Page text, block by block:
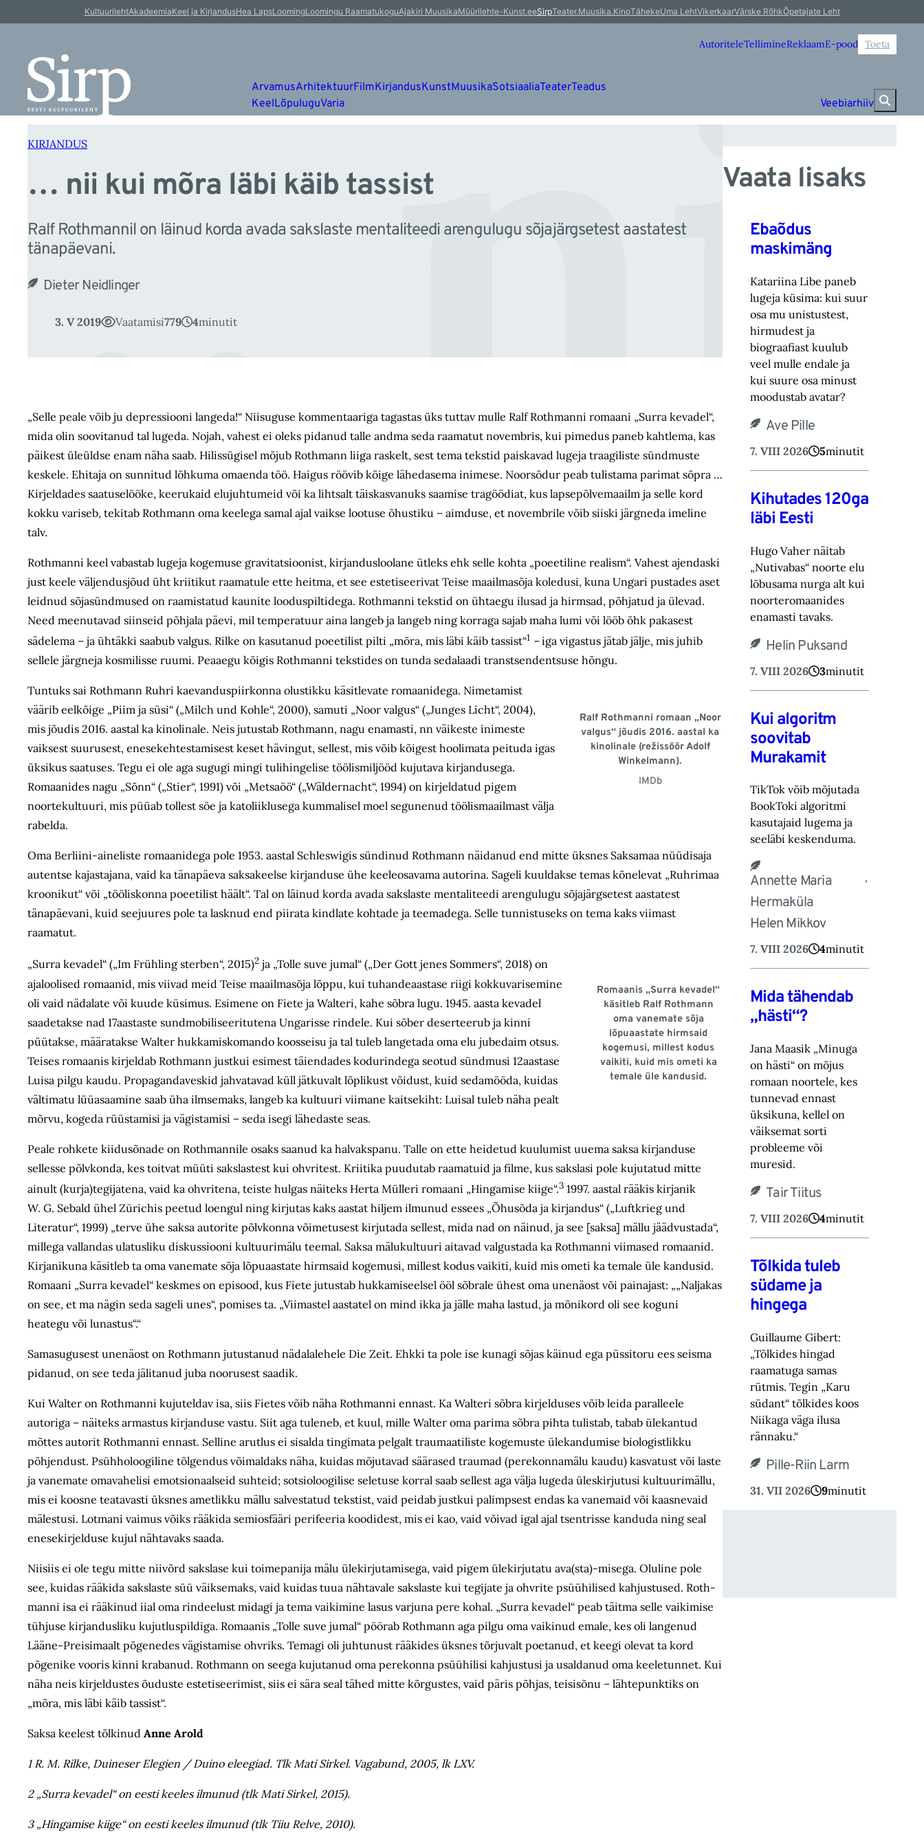
sisu
KultuurilehtAkadeemiaKeel ja KirjandusHea LapsLoomingLoomingu RaamatukoguAjakiri MuusikaMüürilehte-Kunst.eeSirpTeater.Muusika.KinoTähekeUma LehtVikerkaarVärske RõhkÕpetajate Leht
AutoriteleTellimineReklaamE-pood Toeta
ArvamusArhitektuurFilmKirjandusKunstMuusikaSotsiaaliaTeaterTeadus
KeelLõpuluguVaria Veebiarhiiv
KIRJANDUS
… nii kui mõra läbi käib tassist
Ralf Rothmannil on läinud korda avada sakslaste mentaliteedi arengulugu sõjajärgsetest aastatest
tänapäevani.
Dieter Neidlinger
3. V 2019 Vaatamisi779 4minutit
„Selle peale võib ju depressiooni langeda!“ Niisuguse kommentaariga tagastas üks tuttav mulle Ralf Rothmanni romaani „Surra kevadel“,
mida olin soovitanud tal lugeda. Nojah, vahest ei oleks pidanud talle andma seda raamatut novembris, kui pimedus paneb kahtlema, kas
päikest üleüldse enam näha saab. Hilissügisel mõjub Rothmann liiga raskelt, sest tema tekstid paiskavad lugeja traagiliste sündmuste
keskele. Ehitaja on sunnitud lõhkuma omaenda töö. Haigus röövib kõige lähedasema inimese. Noorsõdur peab tulistama parimat sõpra …
Kirjeldades saatuselööke, keerukaid elujuhtumeid või ka lihtsalt täiskasvanuks saamise tragöödiat, kus lapsepõlvemaailm ja selle kord
kokku variseb, tekitab Rothmann oma keelega samal ajal vaikse lootuse õhustiku – aimduse, et novembrile võib siiski järgneda imeline
talv.
Rothmanni keel vabastab lugeja kogemuse gravitatsioonist, kirjandusloolane ütleks ehk selle kohta „poeetiline realism“. Vahest ajendaski
just keele väljendusjõud üht kriitikut raamatule ette heitma, et see estetiseerivat Teise maailmasõja koledusi, kuna Ungari pustades aset
leidnud sõjasündmused on raamistatud kaunite looduspiltidega. Rothmanni tekstid on ühtaegu ilusad ja hirmsad, põhjatud ja ülevad.
Need meenutavad siinseid põhjala päevi, mil temperatuur aina langeb ja langeb ning korraga sajab maha lumi või lööb õhk pakasest
sädelema – ja ühtäkki saabub valgus. Rilke on kasutanud poeetilist pilti „mõra, mis läbi käib tassist“1 –iga vigastus jätab jälje, mis juhib
sellele järgneja kosmilisse ruumi. Peaaegu kõigis Rothmanni tekstides on tunda sedalaadi transtsendentsuse hõngu.
Ralf Rothmanni romaan „Noor
valgus“ jõudis 2016. aastal ka
kinolinale (režissöör Adolf
Winkelmann).
IMDb
Tuntuks sai Rothmann Ruhri kaevanduspiirkonna olustikku käsitlevate romaanidega. Nimetamist
väärib eelkõige „Piim ja süsi“ („Milch und Kohle“, 2000), samuti „Noor valgus“ („Junges Licht“, 2004),
mis jõudis 2016. aastal ka kinolinale. Neis jutustab Rothmann, nagu enamasti, nn väikeste inimeste
vaiksest suurusest, enesekehtestamisest keset hävingut, sellest, mis võib kõigest hoolimata peituda igas
üksikus saatuses. Tegu ei ole aga sugugi mingi tulihingelise töölismiljööd kujutava kirjandusega.
Romaanides nagu „Sõnn“ („Stier“, 1991) või „Metsaöö“ („Wäldernacht“, 1994) on kirjeldatud pigem
noorte­kultuuri, mis püüab tollest söe ja katoliiklusega kummalisel moel segunenud töölismaailmast välja
rabelda.
Oma Berliini-aineliste romaanidega pole 1953. aastal Schleswigis sündinud Rothmann näidanud end mitte üksnes Saksamaa nüüdisaja
autentse kajastajana, vaid ka tänapäeva saksakeelse kirjanduse ühe keeleosavama autorina. Sageli kuuldakse temas kõnelevat „Ruhrimaa
kroonikut“ või „tööliskonna poeetilist häält“. Tal on läinud korda avada sakslaste mentaliteedi arengulugu sõjajärgsetest aastatest
tänapäevani, kuid seejuures pole ta lasknud end piirata kindlate kohtade ja teemadega. Selle tunnistuseks on tema kaks viimast
raamatut.
Romaanis „Surra kevadel“
käsitleb Ralf Rothmann
oma vanemate sõja
lõpuaastate hirmsaid
kogemusi, millest kodus
vaikiti, kuid mis ometi ka
temale üle kandusid.
„Surra kevadel“ („Im Frühling sterben“, 2015)2 ja „Tolle suve jumal“ („Der Gott jenes Sommers“, 2018) on
ajaloolised romaanid, mis viivad meid Teise maailmasõja lõppu, kui tuhandeaastase riigi kokkuvarisemine
oli vaid nädalate või kuude küsimus. Esimene on Fiete ja Walteri, kahe sõbra lugu. 1945. aasta kevadel
saadetakse nad 17aastaste sundmobiliseeritutena Ungarisse rindele. Kui sõber deserteerub ja kinni
püütakse, määratakse Walter hukkamiskomando koosseisu ja tal tuleb langetada oma elu jubedaim otsus.
Teises romaanis kirjeldab Rothmann justkui esimest täiendades kodurindega seotud sündmusi 12aastase
Luisa pilgu kaudu. Propaganda­veskid jahvatavad küll jätkuvalt lõplikust võidust, kuid sedamööda, kuidas
vältimatu lüüasaamine saab üha ilmsemaks, langeb ka kultuuri viimane kaitsekiht: Luisal tuleb näha pealt
mõrvu, kogeda rüüstamisi ja vägistamisi – seda isegi lähedaste seas.
Peale rohkete kiidusõnade on Rothmannile osaks saanud ka halvakspanu. Talle on ette heidetud kuulumist uuema saksa kirjanduse
sellesse põlvkonda, kes toitvat müüti sakslastest kui ohvritest. Kriitika puudutab raamatuid ja filme, kus sakslasi pole kujutatud mitte
ainult (kurja)tegijatena, vaid ka ohvritena, teiste hulgas näiteks Herta Mülleri romaani „Hingamise kiige“.3 1997. aastal rääkis kirjanik
W. G. Sebald ühel Zürichis peetud loengul ning kirjutas kaks aastat hiljem ilmunud essees „Õhusõda ja kirjandus“ („Luftkrieg und
Literatur“, 1999) „terve ühe saksa autorite põlvkonna võimetusest kirjutada sellest, mida nad on näinud, ja see [saksa] mällu jäädvustada“,
millega vallandas ulatusliku diskussiooni kultuurimälu teemal. Saksa mälukultuuri aitavad valgustada ka Rothmanni viimased romaanid.
Kirjanikuna käsitleb ta oma vanemate sõja lõpuaastate hirmsaid kogemusi, millest kodus vaikiti, kuid mis ometi ka temale üle kandusid.
Romaani „Surra kevadel“ keskmes on episood, kus Fiete jutustab hukkamiseelsel ööl sõbrale ühest oma unenäost või painajast: „„Naljakas
on see, et ma nägin seda sageli unes“, pomises ta. „Viimastel aastatel on mind ikka ja jälle maha lastud, ja mõnikord oli see koguni
heategu või lunastus“.“
Samasugusest unenäost on Rothmann jutustanud nädalalehele Die Zeit. Ehkki ta pole ise kunagi sõjas käinud ega püssitoru ees seisma
pidanud, on see teda jälitanud juba noorusest saadik.
Kui Walter on Rothmanni kujuteldav isa, siis Fietes võib näha Rothmanni ennast. Ka Walteri sõbra kirjelduses võib leida paralleele
autoriga – näiteks armastus kirjanduse vastu. Siit aga tuleneb, et kuul, mille Walter oma parima sõbra pihta tulistab, tabab ülekantud
mõttes autorit Rothmanni ennast. Selline arutlus ei sisalda tingimata pelgalt traumaatiliste kogemuste ülekandumise biologistlikku
põhjendust. Psühholoogiline tõlgendus võimaldaks näha, kuidas mõjutavad säärased traumad (perekonnamälu kaudu) kasvatust või laste
ja vanemate omavahelisi emotsionaalseid suhteid; sotsioloogilise seletuse korral saab sellest aga välja lugeda üleskirjutusi kultuurimällu,
mis ei koosne teatavasti üksnes ametlikku mällu salvestatud tekstist, vaid peidab justkui palimpsest endas ka vanemaid või kaasnevaid
mälestusi. Lotmani vaimus võiks rääkida semiosfääri perifeeria koodidest, mis ei kao, vaid võivad igal ajal tsentrisse kanduda ning seal
enesekirjelduse kujul nähtavaks saada.
Niisiis ei ole tegu mitte niivõrd sakslase kui toimepanija mälu ülekirjutamisega, vaid pigem ülekirjutatu ava(sta)-misega. Oluline pole
see, kuidas rääkida sakslaste süü väiksemaks, vaid kuidas tuua nähtavale sakslaste kui tegijate ja ohvrite psüühilised kahjustused. Roth­
manni isa ei rääkinud iial oma rindeelust midagi ja tema vaikimine lasus varjuna pere kohal. „Surra kevadel“ peab täitma selle vaikimise
tühjuse kirjandusliku kujutluspildiga. Romaanis „Tolle suve jumal“ pöörab Rothmann aga pilgu oma vaikinud emale, kes oli langenud
Lääne-Preisimaalt põgenedes vägistamise ohvriks. Temagi oli juhtunust rääkides üksnes tõrjuvalt poetanud, et keegi olevat ta kord
põgenike vooris kinni krabanud. Rothmann on seega kujutanud oma perekonna psüühilisi kahjustusi ja usaldanud oma keeletunnet. Kui
näha neis kirjeldustes õuduste estetiseerimist, siis ei sära seal tähed mitte kõrgustes, vaid päris põhjas, teisisõnu – lähtepunktiks on
„mõra, mis läbi käib tassist“.
Saksa keelest tõlkinud Anne Arold
1 R. M. Rilke, Duineser Elegien / Duino eleegiad. Tlk Mati Sirkel. Vagabund, 2005, lk LXV.
2 „Surra kevadel“ on eesti keeles ilmunud (tlk Mati Sirkel, 2015).
3 „Hingamise kiige“ on eesti keeles ilmunud (tlk Tiiu Relve, 2010).
Vaata lisaks
Ebaõdus
maskimäng
Katariina Libe paneb
lugeja küsima: kui suur
osa mu unistustest,
hirmudest ja
biograafiast ‎kuulub
veel mulle endale ja
kui suure osa minust
moodustab avatar? ‎
Ave Pille
7. VIII 2026 5minutit
Kihutades 120ga
läbi Eesti
Hugo Vaher näitab
„Nutivabas“ noorte elu
lõbusama nurga alt kui
noorteromaanides
ena‎masti tavaks.‎
Helin Puksand
7. VIII 2026 3minutit
Kui algoritm
soovitab
Murakamit
TikTok võib mõjutada
BookToki algoritmi
kasutajaid lugema ja
seeläbi keskenduma.‎
Annette Maria
Hermaküla
,
Helen Mikkov
7. VIII 2026 4minutit
Mida tähendab
„hästi“?
Jana Maasik „Minuga
on hästi“ on mõjus
romaan noortele, kes
tunnevad ennast
üksikuna, ‎kellel on
väiksemat sorti
probleeme või
muresid.‎
Tair Tiitus
7. VIII 2026 4minutit
Tõlkida tuleb
südame ja
hingega
Guillaume Gibert:
„Tõlkides hingad
raamatuga samas
rütmis. Tegin „Karu
südant“ tõlkides koos
Niikaga väga ilusa
rännaku.“
Pille-Riin Larm
31. VII 2026 9minutit